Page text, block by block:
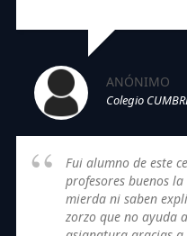
ANÓNIMO
Colegio
Fui alumno de este
profesores buenos
mierda ni saben
zorzo que no ayuda